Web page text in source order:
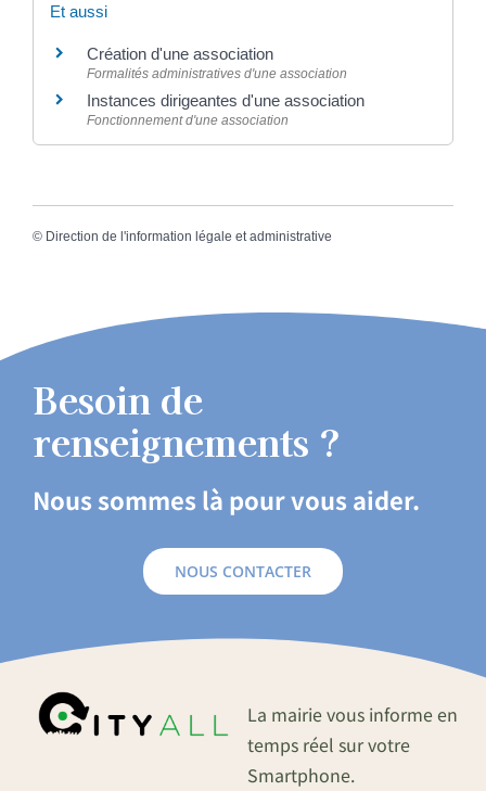
Et aussi
Création d'une association
Formalités administratives d'une association
Instances dirigeantes d'une association
Fonctionnement d'une association
© Direction de l'information légale et administrative
Besoin de
renseignements ?
Nous sommes là pour vous aider.
NOUS CONTACTER
La mairie vous informe en
temps réel sur votre
Smartphone.